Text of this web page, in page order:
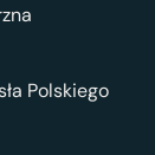
Polskiego